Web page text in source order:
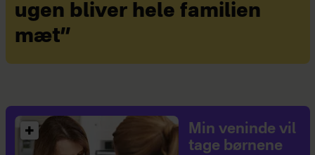
ugen bliver hele familien
mæt”
Min veninde vil
tage børnene